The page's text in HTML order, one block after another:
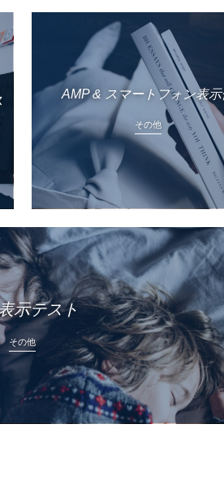
AMP & スマートフォン表示
その他
示テスト
その他